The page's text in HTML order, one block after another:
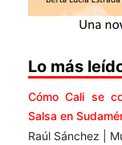
Lo más
Cómo Cali se
Salsa en
Raúl Sánchez |